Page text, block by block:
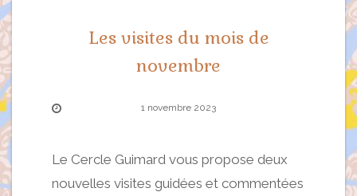
Les visites du mois de
novembre
1 novembre 2023
Le Cercle Guimard vous propose deux
nouvelles visites guidées et commentées